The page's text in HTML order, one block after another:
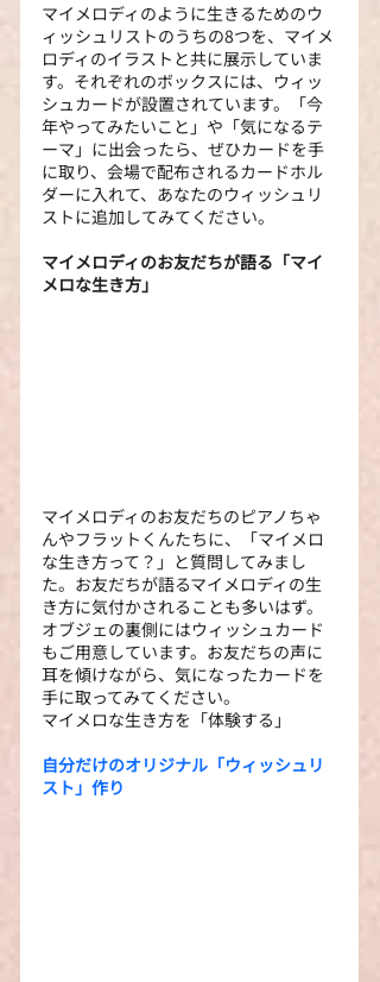
マイメロディのように生きるためのウ
ィッシュリストのうちの8つを、マイメ
ロディのイラストと共に展示していま
す。それぞれのボックスには、ウィッ
シュカードが設置されています。「今
年やってみたいこと」や「気になるテ
ーマ」に出会ったら、ぜひカードを手
に取り、会場で配布されるカードホル
ダーに入れて、あなたのウィッシュリ
ストに追加してみてください。
マイメロディのお友だちが語る「マイ
メロな生き方」
マイメロディのお友だちのピアノちゃ
んやフラットくんたちに、「マイメロ
な生き方って？」と質問してみまし
た。お友だちが語るマイメロディの生
き方に気付かされることも多いはず。
オブジェの裏側にはウィッシュカード
もご用意しています。お友だちの声に
耳を傾けながら、気になったカードを
手に取ってみてください。
マイメロな生き方を「体験する」
自分だけのオリジナル「ウィッシュリ
スト」作り